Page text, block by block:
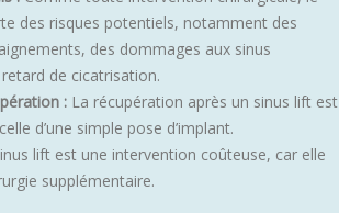
des risques potentiels, notamment des
des dommages aux sinus
de cicatrisation.
: La récupération après un sinus lift est
d’une simple pose d’implant.
lift est une intervention coûteuse, car elle
supplémentaire.